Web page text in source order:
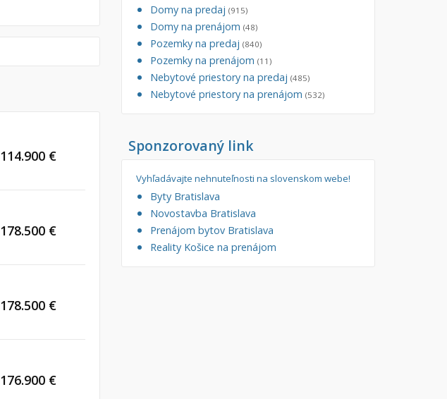
Nebytové priestory
Administratívne, obchodné
Garáž, garážové státie
Filtre
Súkromná inzercia
Ponuka RK
Novostavba
114.900 €
178.500 €
178.500 €
176.900 €
Domy na predaj (915)
Domy na prenájom (48)
Pozemky na predaj (840)
Pozemky na prenájom (11)
Nebytové priestory na predaj (485)
Nebytové priestory na prenájom (532)
Sponzorovaný link
Vyhľadávajte nehnuteľnosti na slovenskom webe!
Byty Bratislava
Novostavba Bratislava
Prenájom bytov Bratislava
Reality Košice na prenájom